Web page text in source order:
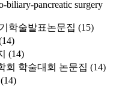
biliary-pancreatic surgery
학술발표논문집 (15)
(14)
회 학술대회 논문집 (14)
(14)